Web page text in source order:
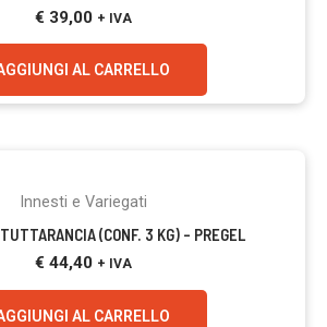
€ 39,00 + IVA
AL CARRELLO
Innesti e Variegati
(CONF. 3 KG) – PREGEL
€ 44,40 + IVA
AL CARRELLO